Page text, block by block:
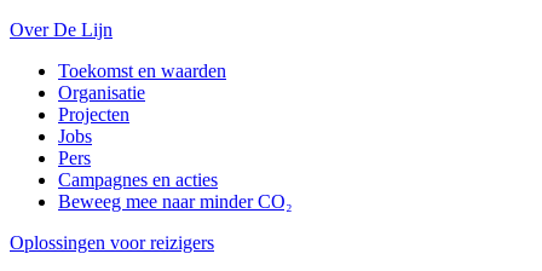
Over De Lijn
Toekomst en waarden
Organisatie
Projecten
Jobs
Pers
Campagnes en acties
Beweeg mee naar minder CO₂
Oplossingen voor reizigers